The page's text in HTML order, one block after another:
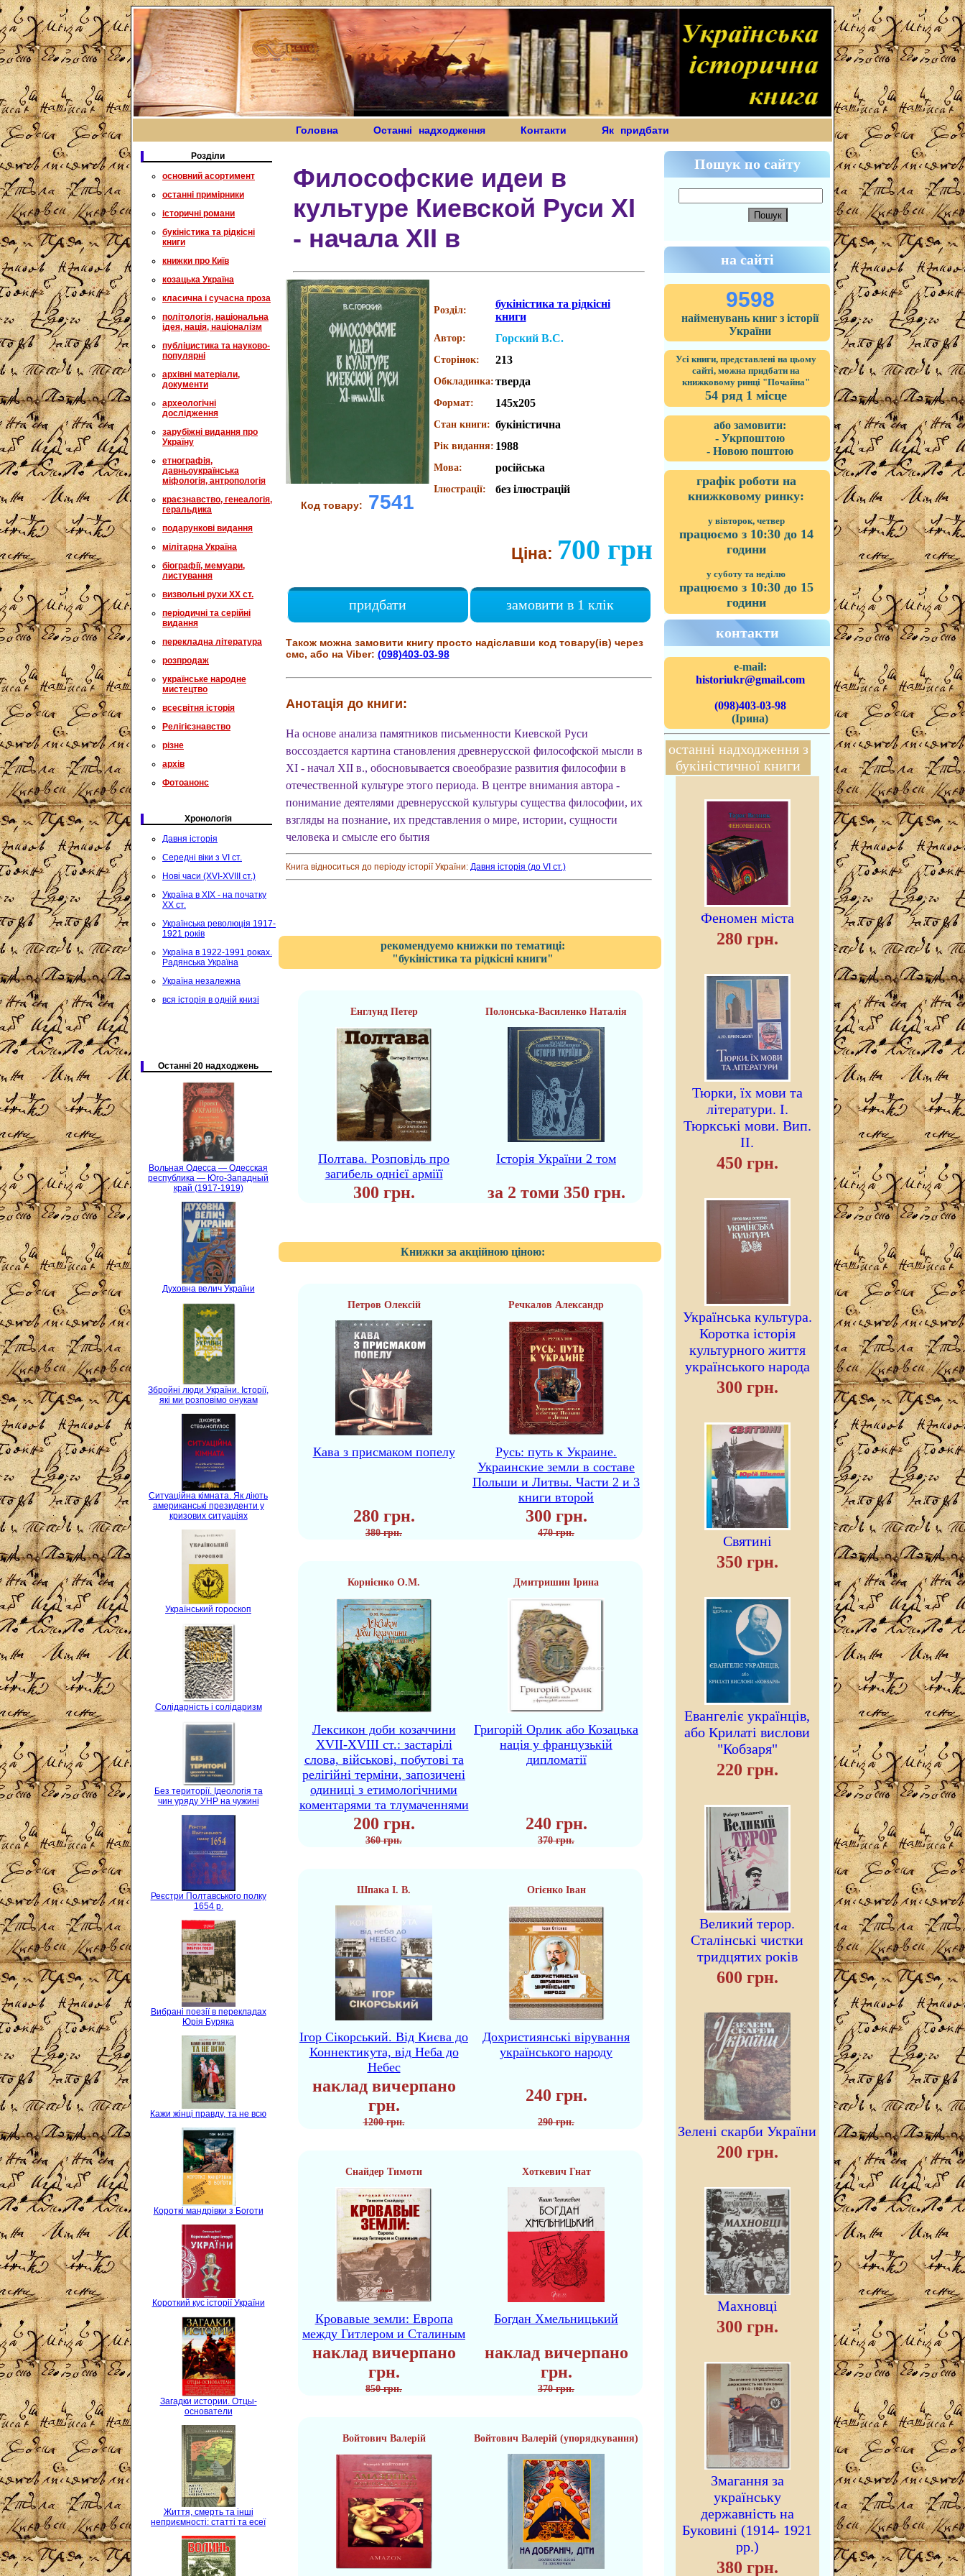
Головна Останні надходження Контакти Як придбати
Розділи
основний асортимент
останні примірники
історичні романи
букіністика та рідкісні
книги
книжки про Київ
козацька Україна
класична і сучасна проза
політологія, національна
ідея, нація, націоналізм
публіцистика та науково-
популярні
архівні матеріали,
документи
археологічні
дослідження
зарубіжні видання про
Україну
етнографія,
давньоукраїнська
міфологія, антропологія
краєзнавство, генеалогія,
геральдика
подарункові видання
мілітарна Україна
біографії, мемуари,
листування
визвольні рухи XX ст.
періодичні та серійні
видання
перекладна література
розпродаж
українське народне
мистецтво
всесвітня історія
Релігієзнавство
різне
архів
Фотоанонс
Хронологія
Давня історія
Середні віки з VI ст.
Нові часи (XVI-XVIII ст.)
Україна в XIX - на початку
XX ст.
Українська революція 1917-
1921 років
Україна в 1922-1991 роках.
Радянська Україна
Україна незалежна
вся історія в одній книзі
Останні 20 надходжень
Вольная Одесса — Одесская
республика — Юго-Западный
край (1917-1919)
Духовна велич України
Збройні люди України. Історії,
які ми розповімо онукам
Ситуаційна кімната. Як діють
американські президенти у
кризових ситуаціях
Український гороскоп
Солідарність і солідаризм
Без території. Ідеологія та
чин уряду УНР на чужині
Реєстри Полтавського полку
1654 р.
Вибрані поезії в перекладах
Юрія Буряка
Кажи жінці правду, та не всю
Короткі мандрівки з Боготи
Короткий кус історії України
Загадки истории. Отцы-
основатели
Життя, смерть та інші
неприємності: статті та есеї
Философские идеи в
культуре Киевской Руси XI
- начала XII в
Код товару: 7541
Розділ:
букіністика та рідкісні
книги
Автор: Горский В.С.
Сторінок: 213
Обкладинка: тверда
Формат: 145х205
Стан книги: букіністична
Рік видання: 1988
Мова: російська
Ілюстрації: без ілюстрацій
Ціна: 700 грн
придбати замовити в 1 клік
Також можна замовити книгу просто надіславши код товару(ів) через
смс, або на Viber: (098)403-03-98
Анотація до книги:
На основе анализа памятников письменности Киевской Руси
воссоздается картина становления древнерусской философской мысли в
XI - начал XII в., обосновывается своеобразие развития философии в
отечественной культуре этого периода. В центре внимания автора -
понимание деятелями древнерусской культуры существа философии, их
взгляды на познание, их представления о мире, истории, сущности
человека и смысле его бытия
Книга відноситься до періоду історії України: Давня історія (до VI ст.)
рекомендуемо книжки по тематиці:
"букіністика та рідкісні книги"
Енглунд Петер Полонська-Василенко Наталія
Полтава. Розповідь про
загибель однієї арміїї
Історія України 2 том
300 грн. за 2 томи 350 грн.
Книжки за акційною ціною:
Петров Олексій Речкалов Александр
Кава з присмаком попелу
Русь: путь к Украине.
Украинские земли в составе
Польши и Литвы. Части 2 и 3
книги второй
280 грн. 300 грн.
380 грн. 470 грн.
Корнієнко О.М. Дмитришин Ірина
Лексикон доби козаччини
XVII-XVIII ст.: застарілі
слова, військові, побутові та
релігійні терміни, запозичені
одиниці з етимологічними
коментарями та тлумаченнями
Григорій Орлик або Козацька
нація у французькій
дипломатії
200 грн. 240 грн.
360 грн. 370 грн.
Шпака І. В. Огієнко Іван
Ігор Сікорський. Від Києва до
Коннектикута, від Неба до
Небес
Дохристиянські вірування
українського народу
наклад вичерпано
грн.
240 грн.
1200 грн. 290 грн.
Снайдер Тимоти Хоткевич Гнат
Кровавые земли: Европа
между Гитлером и Сталиным
Богдан Хмельницький
наклад вичерпано
грн.
наклад вичерпано
грн.
850 грн. 370 грн.
Войтович Валерій Войтович Валерій (упорядкування)
Пошук по сайту
на сайті
9598
найменувань книг з історії
України
Усі книги, представлені на цьому
сайті, можна придбати на
книжковому ринці "Почайна"
54 ряд 1 місце
або замовити:
- Укрпоштою
- Новою поштою
графік роботи на
книжковому ринку:
у вівторок, четвер
працюємо з 10:30 до 14
години
у суботу та неділю
працюємо з 10:30 до 15
години
контакти
e-mail:
historiukr@gmail.com
(098)403-03-98
(Ірина)
останні надходження з
букіністичної книги
Феномен міста
280 грн.
Тюрки, їх мови та
літератури. I.
Тюркські мови. Вип.
II.
450 грн.
Українська культура.
Коротка історія
культурного життя
українського народа
300 грн.
Святині
350 грн.
Евангеліє українців,
або Крилаті вислови
"Кобзаря"
220 грн.
Великий терор.
Сталінські чистки
тридцятих років
600 грн.
Зелені скарби України
200 грн.
Махновці
300 грн.
Змагання за
українську
державність на
Буковині (1914- 1921
рр.)
380 грн.